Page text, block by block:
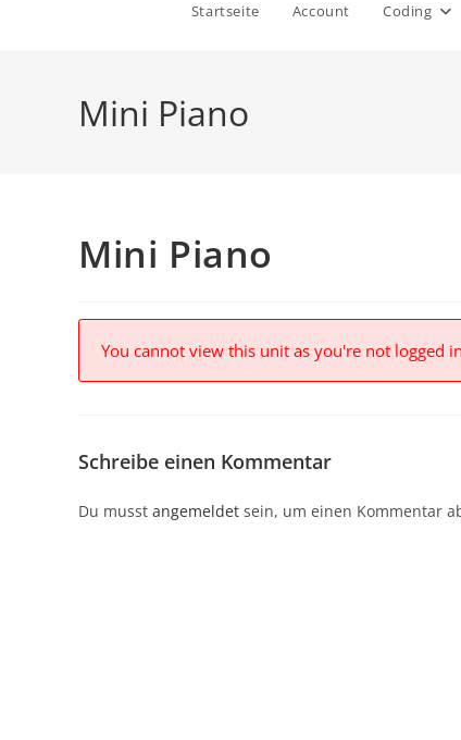
Startseite Account Coding
Mini Piano
Mini Piano
You cannot view this unit as you're not logged
Schreibe einen Kommentar
Du musst angemeldet sein, um einen Kommentar